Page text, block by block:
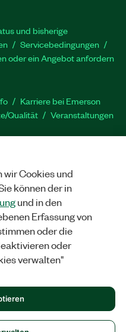
und bisherige
Servicebedingungen
oder ein Angebot anfordern
Karriere bei Emerson
Qualität Veranstaltungen
stellen
Feedback
YouTube
TwitterFacebook
RECHTE VORBEHALTEN.
wir Cookies und
können der in
und in den
Erfassung von
oder die
oder
verwalten"